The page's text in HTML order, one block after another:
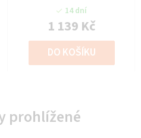
14 dní
1 139 Kč
DO KOŠÍKU
prohlížené